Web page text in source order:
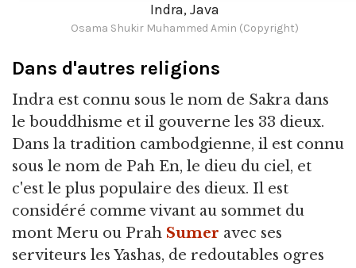
Indra, Java
Osama Shukir Muhammed Amin (Copyright)
Dans d'autres religions
Indra est connu sous le nom de Sakra dans
le bouddhisme et il gouverne les 33 dieux.
Dans la tradition cambodgienne, il est connu
sous le nom de Pah En, le dieu du ciel, et
c'est le plus populaire des dieux. Il est
considéré comme vivant au sommet du
mont Meru ou Prah Sumer avec ses
serviteurs les Yashas, de redoutables ogres